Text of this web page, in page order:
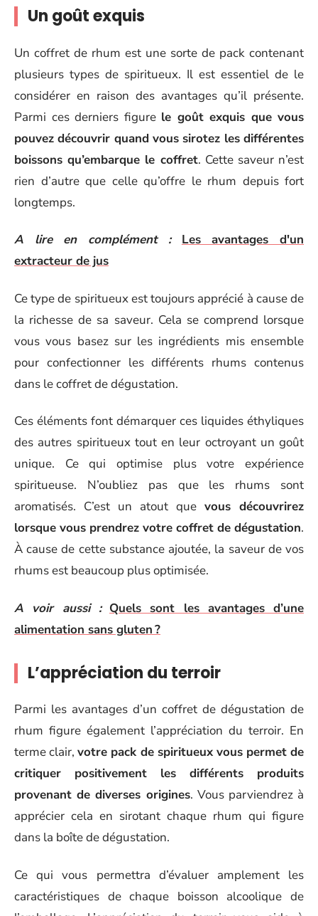
Un goût exquis
Un coffret de rhum est une sorte de pack contenant
plusieurs types de spiritueux. Il est essentiel de le
considérer en raison des avantages qu’il présente.
Parmi ces derniers figure le goût exquis que vous
pouvez découvrir quand vous sirotez les différentes
boissons qu’embarque le coffret. Cette saveur n’est
rien d’autre que celle qu’offre le rhum depuis fort
longtemps.
A lire en complément :
Les avantages d'un
extracteur de jus
Ce type de spiritueux est toujours apprécié à cause de
la richesse de sa saveur. Cela se comprend lorsque
vous vous basez sur les ingrédients mis ensemble
pour confectionner les différents rhums contenus
dans le coffret de dégustation.
Ces éléments font démarquer ces liquides éthyliques
des autres spiritueux tout en leur octroyant un goût
unique. Ce qui optimise plus votre expérience
spiritueuse. N’oubliez pas que les rhums sont
aromatisés. C’est un atout que vous découvrirez
lorsque vous prendrez votre coffret de dégustation.
À cause de cette substance ajoutée, la saveur de vos
rhums est beaucoup plus optimisée.
A voir aussi : Quels sont les avantages d’une
alimentation sans gluten ?
L’appréciation du terroir
Parmi les avantages d’un coffret de dégustation de
rhum figure également l’appréciation du terroir. En
terme clair,votre pack de spiritueux vous permet de
critiquer positivement les différents produits
provenant de diverses origines. Vous parviendrez à
apprécier cela en sirotant chaque rhum qui figure
dans la boîte de dégustation.
Ce qui vous permettra d’évaluer amplement les
caractéristiques de chaque boisson alcoolique de